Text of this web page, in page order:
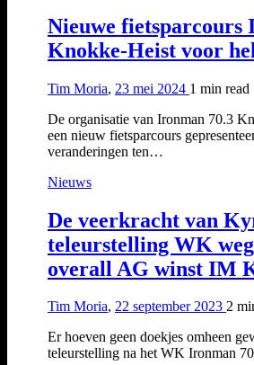
Nieuwe fietsparcours
Knokke-Heist voor
Tim Moria, 23 mei 2024 1 min read
De organisatie van Ironman 70.3
een nieuw fietsparcours
veranderingen ten…
Nieuws
De veerkracht van
teleurstelling WK
overall AG winst IM
Tim Moria, 22 september 2023 2
Er hoeven geen doekjes omheen
teleurstelling na het WK Ironman